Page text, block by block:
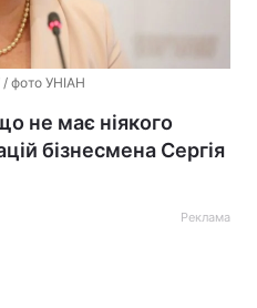
/ фото УНІАН
не має ніякого
бізнесмена Сергія
Реклама